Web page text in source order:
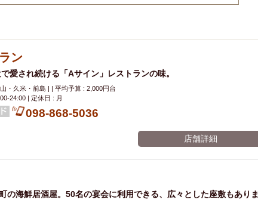
インスタ映え 座敷席 記念日 泡盛
喫煙可
レモンサワー 観光客に人気 大部屋30名
カウンター
ールビール ウィスキー テレビ 飲み会
寿司 クリスマス 和食
旭橋駅周辺
ーデン チーズ 天ぷら ラーメン
時間無制飲み放題
ン
愛され続ける「Aサイン」レストランの味。
・久米・前島 | | 平均予算 : 2,000円台
24:00 | 定休日 : 月
098-868-5036
店舗詳細
の海鮮居酒屋。50名の宴会に利用できる、広々とした座敷もありま